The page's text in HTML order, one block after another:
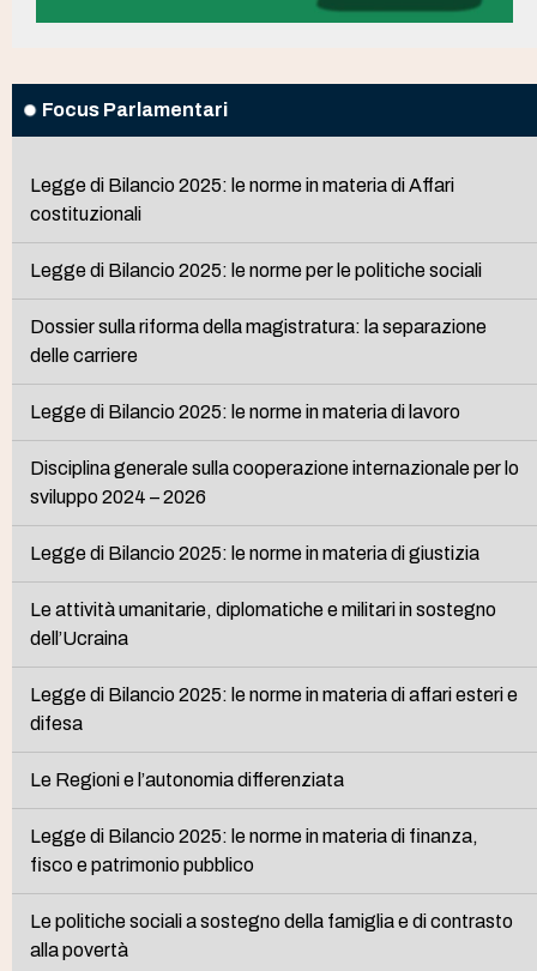
Focus Parlamentari
Legge di Bilancio 2025: le norme in materia di Affari
costituzionali
Legge di Bilancio 2025: le norme per le politiche sociali
Dossier sulla riforma della magistratura: la separazione
delle carriere
Legge di Bilancio 2025: le norme in materia di lavoro
Disciplina generale sulla cooperazione internazionale per lo
sviluppo 2024 – 2026
Legge di Bilancio 2025: le norme in materia di giustizia
Le attività umanitarie, diplomatiche e militari in sostegno
dell’Ucraina
Legge di Bilancio 2025: le norme in materia di affari esteri e
difesa
Le Regioni e l’autonomia differenziata
Legge di Bilancio 2025: le norme in materia di finanza,
fisco e patrimonio pubblico
Le politiche sociali a sostegno della famiglia e di contrasto
alla povertà